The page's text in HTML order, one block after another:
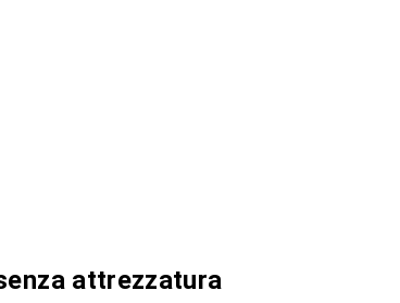
attrezzatura